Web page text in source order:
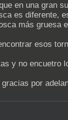
en una gran
es diferente,
más
esos
y no
gracias por